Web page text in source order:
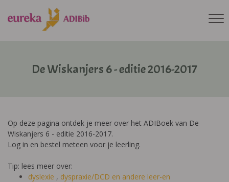
De Wiskanjers 6 - editie 2016-2017
Op deze pagina ontdek je meer over het ADIBoek van De
Wiskanjers 6 - editie 2016-2017.
Log in en bestel meteen voor je leerling.
Tip: lees meer over:
dyslexie , dyspraxie/DCD en andere leer-en